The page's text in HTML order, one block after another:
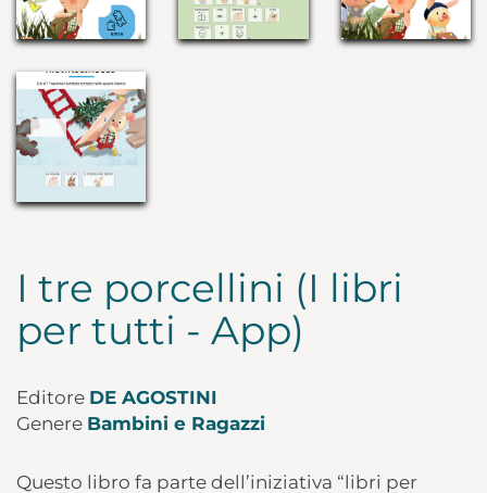
I tre porcellini (I libri
per tutti - App)
Editore DE AGOSTINI
Genere Bambini e Ragazzi
Questo libro fa parte dell’iniziativa “libri per